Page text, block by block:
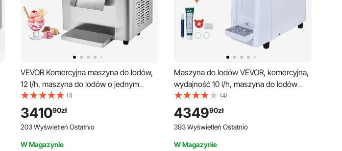
VEVOR Komercyjna maszyna do lodów,
12 l/h, maszyna do lodów o jednym
smaku, do lodów twardych, cylinder ze
stali nierdzewnej o pojemności 4,5 l,
panel LED, automatyczne chłodzenie
wstępne z czyszczeniem
(1)
341090zł
203 Wyświetleń Ostatnio
W Magazynie
Maszyna do lodów VEVOR, komercyjna,
wydajność 10 l/h, maszyna do lodów
miękkich, jeden smak, blat, zasobnik 4 l,
cylinder 1,6 l, ekran dotykowy,
automatyczne czyszczenie, przekąski z
funkcją wstępnego chłodzenia
(4)
434990zł
393 Wyświetleń Ostatnio
W Magazynie